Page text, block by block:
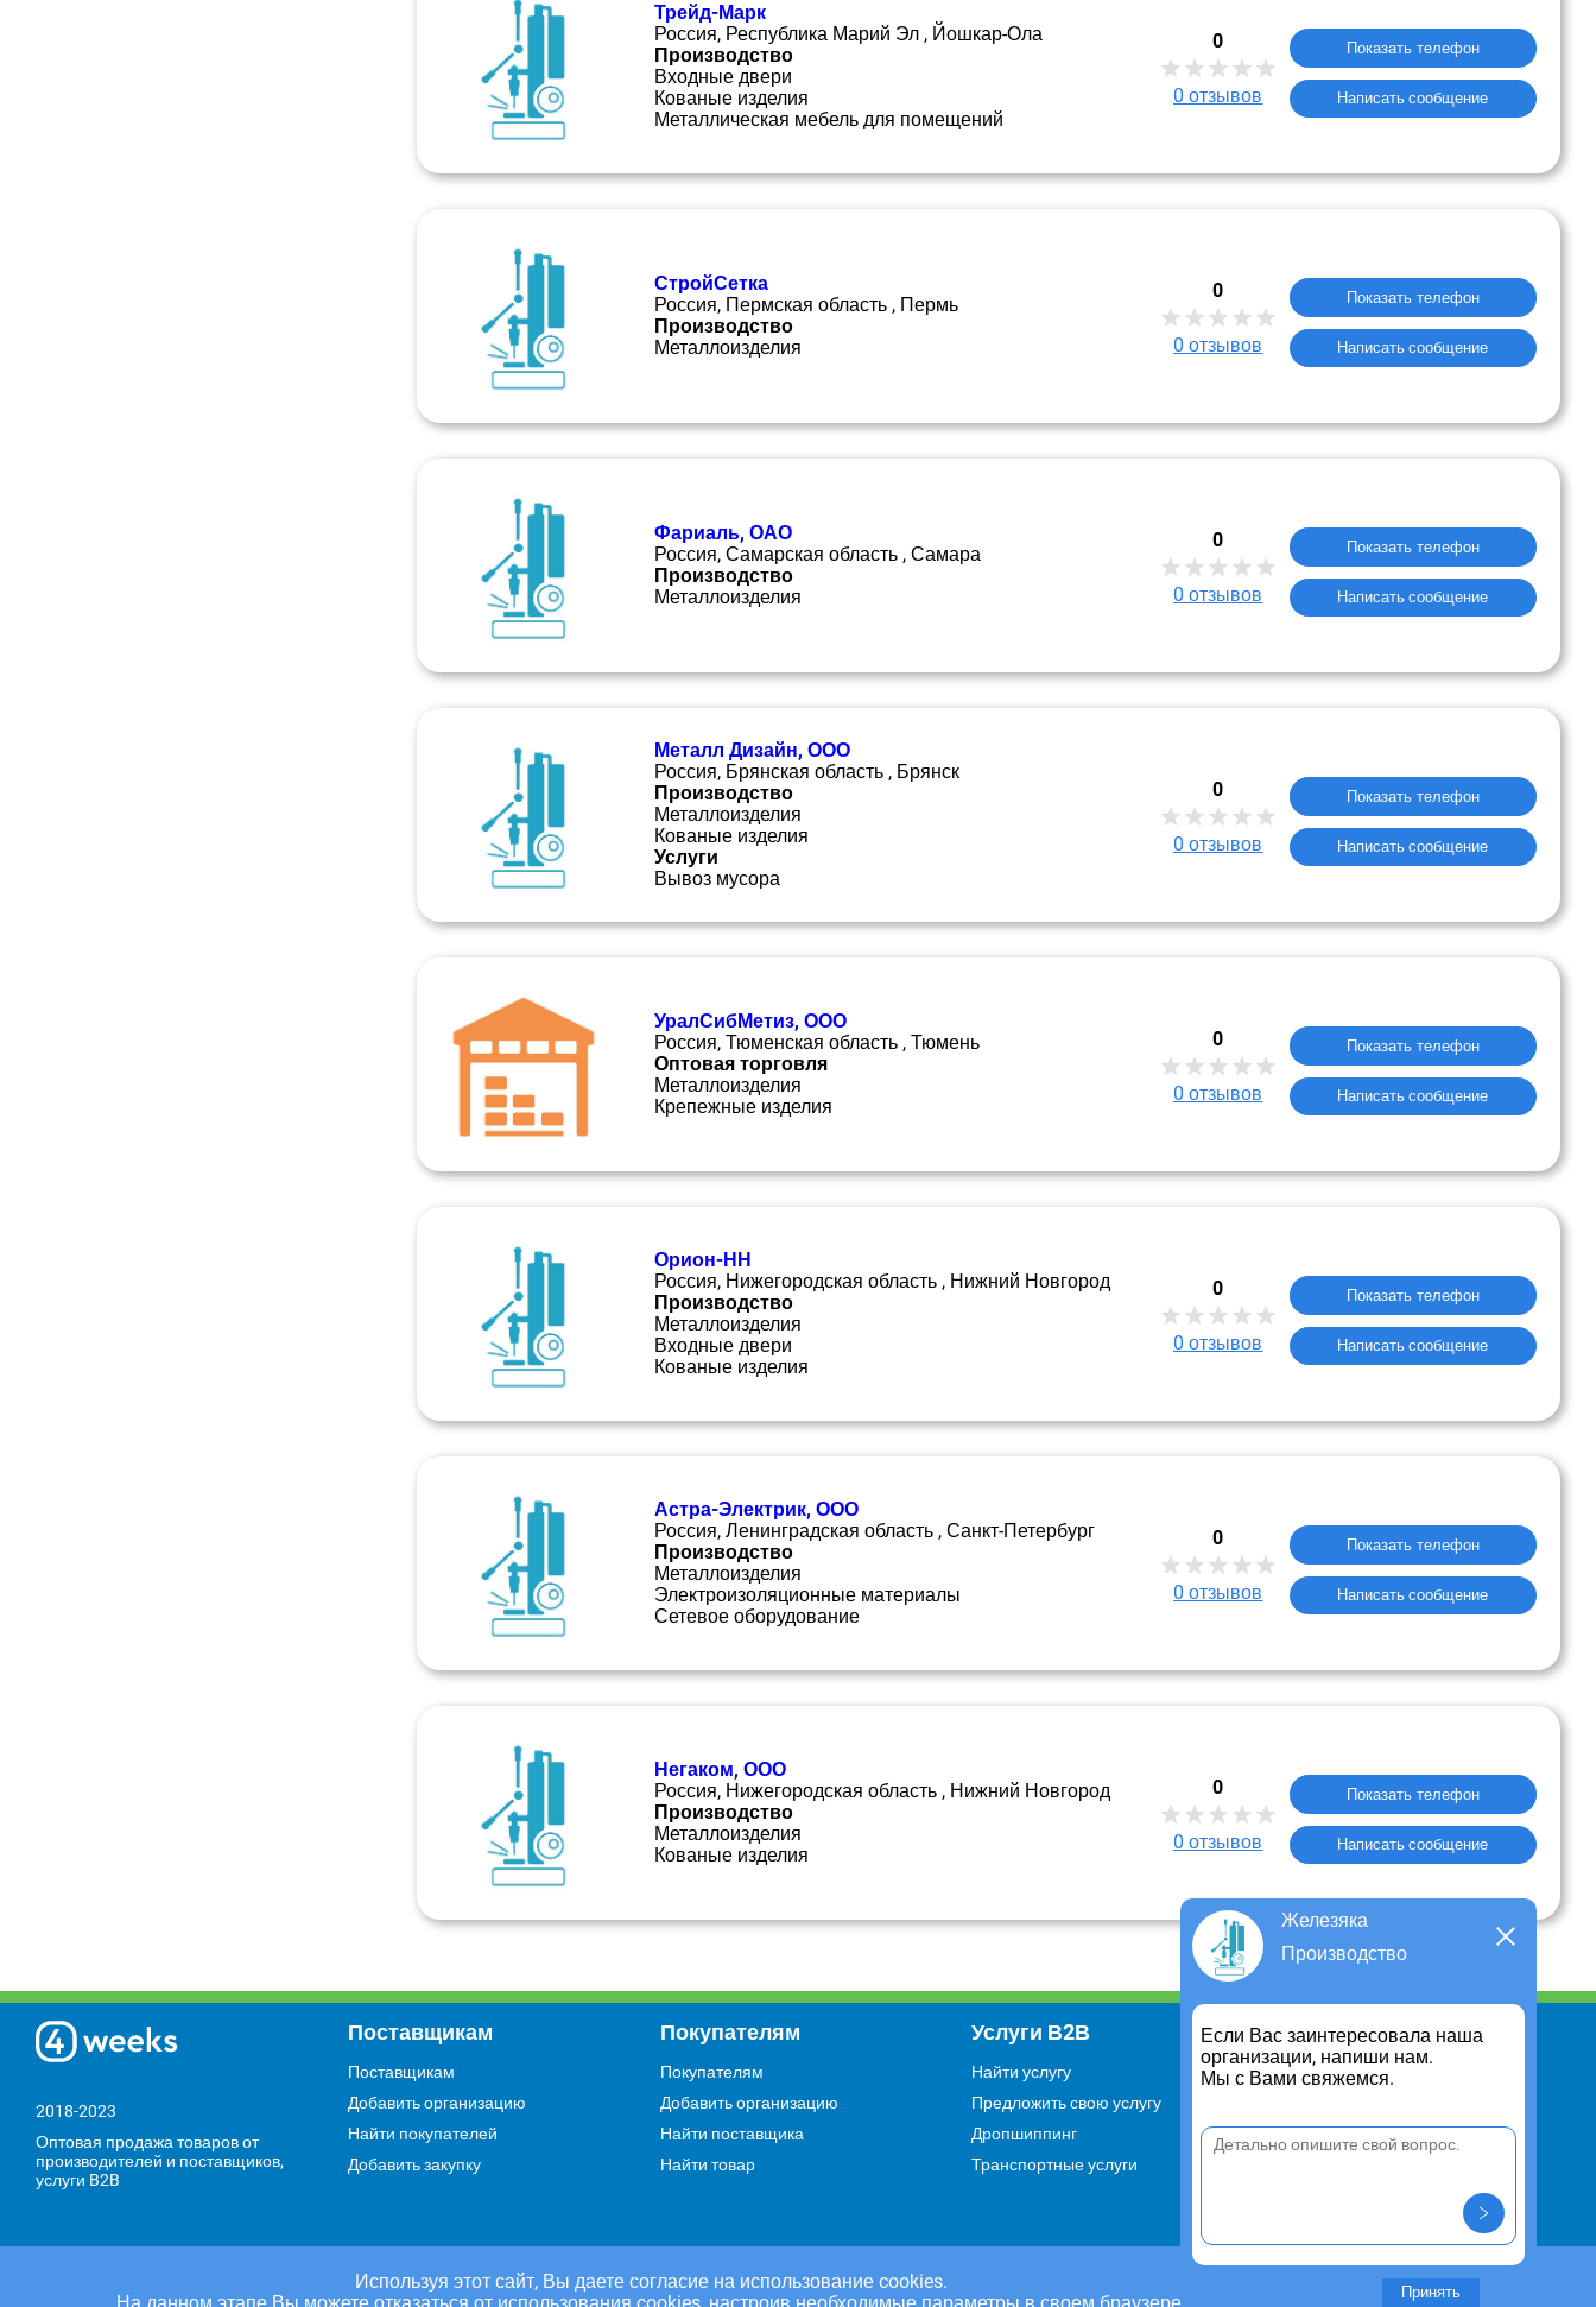
Трейд-Марк
Россия, Республика Марий Эл , Йошкар-Ола
Производство
Входные двери
Кованые изделия
Металлическая мебель для помещений
0
0 отзывов
Показать телефон
Написать сообщение
СтройСетка
Россия, Пермская область , Пермь
Производство
Металлоизделия
0
0 отзывов
Показать телефон
Написать сообщение
Фариаль, ОАО
Россия, Самарская область , Самара
Производство
Металлоизделия
0
0 отзывов
Показать телефон
Написать сообщение
Металл Дизайн, ООО
Россия, Брянская область , Брянск
Производство
Металлоизделия
Кованые изделия
Услуги
Вывоз мусора
0
0 отзывов
Показать телефон
Написать сообщение
УралСибМетиз, ООО
Россия, Тюменская область , Тюмень
Оптовая торговля
Металлоизделия
Крепежные изделия
0
0 отзывов
Показать телефон
Написать сообщение
Орион-НН
Россия, Нижегородская область , Нижний Новгород
Производство
Металлоизделия
Входные двери
Кованые изделия
0
0 отзывов
Показать телефон
Написать сообщение
Астра-Электрик, ООО
Россия, Ленинградская область , Санкт-Петербург
Производство
Металлоизделия
Электроизоляционные материалы
Сетевое оборудование
0
0 отзывов
Показать телефон
Написать сообщение
Негаком, ООО
Россия, Нижегородская область , Нижний Новгород
Производство
Металлоизделия
Кованые изделия
0
0 отзывов
Показать телефон
Написать сообщение
Железяка
Производство
Если Вас заинтересовала наша
организации, напиши нам.
Мы с Вами свяжемся.
Используя этот сайт, Вы даете согласие на использование cookies.
На данном этапе Вы можете отказаться от использования cookies, настроив необходимые параметры в своем браузере.
Принять
2018-2023
Оптовая продажа товаров от
производителей и поставщиков,
услуги B2B
Поставщикам
Поставщикам
Добавить организацию
Найти покупателей
Добавить закупку
Покупателям
Покупателям
Добавить организацию
Найти поставщика
Найти товар
Услуги В2В
Найти услугу
Предложить свою услугу
Дропшиппинг
Транспортные услуги
Информация
Для чего существует портал
Правило cookie
предложение